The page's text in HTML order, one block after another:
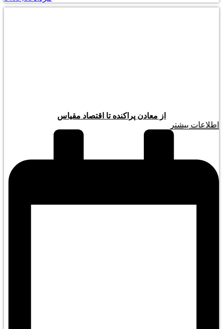
از معادن پراکنده تا اقتصاد مقیاس
اطلاعات بیشتر